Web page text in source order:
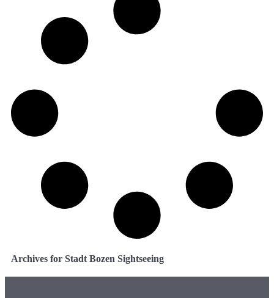
Archives for Stadt Bozen Sightseeing